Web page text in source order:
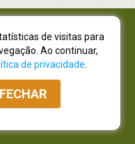
0001-19
0001-80
7665, São Lourenço |
82210-310
Atacado: (41) 4009-3939
de visitas para
Ao continuar,
de privacidade